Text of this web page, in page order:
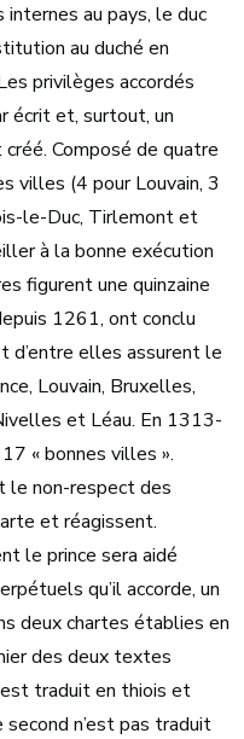
au pays, le duc
au duché en
privilèges accordés
écrit et, surtout, un
Composé de quatre
villes (4 pour Louvain, 3
le-Duc, Tirlemont et
à la bonne exécution
figurent une quinzaine
1261, ont conclu
d’entre elles assurent le
Louvain, Bruxelles,
et Léau. En 1313-
« bonnes villes ».
le non-respect des
et réagissent.
le prince sera aidé
qu’il accorde, un
deux chartes établies en
des deux textes
traduit en thiois et
n’est pas traduit